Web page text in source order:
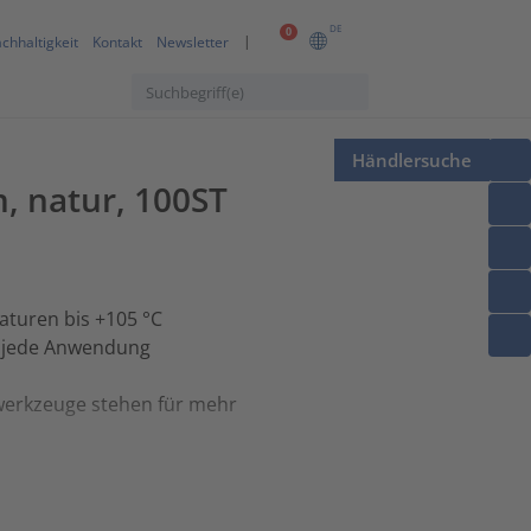
0 DE
Kontakt Newsletter
Händlersuche
natur, 100ST
bis +105 °C
Anwendung
stehen für mehr